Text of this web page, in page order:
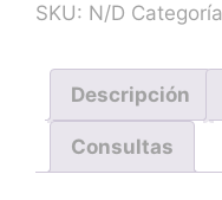
SKU: N/D
Descripción
Consultas